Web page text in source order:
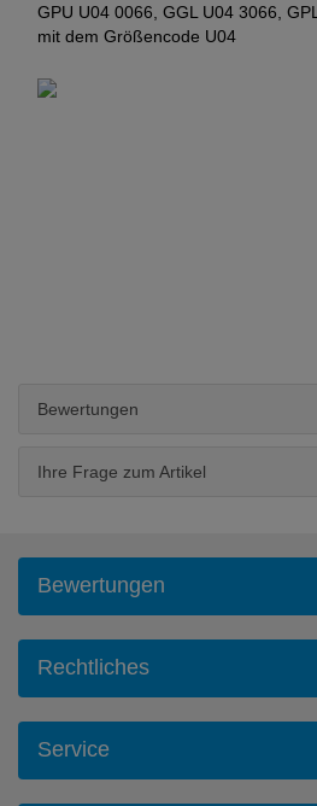
GPU U04 0066, GGL U04 3066,
mit dem Größencode U04
Bewertungen
Ihre Frage zum Artikel
Bewertungen
Rechtliches
Service